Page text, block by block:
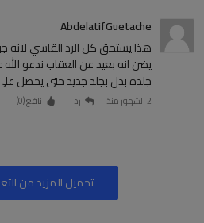
AbdelatifGuetache
هذا يستحق كل الرد القاسي لانه
يضن انه بعيد عن العقاب ندعو
جلده بدل بجلد جديد حتى يحصل
2 الشهور منذ رد نافع (0
)
تحميل المزيد من